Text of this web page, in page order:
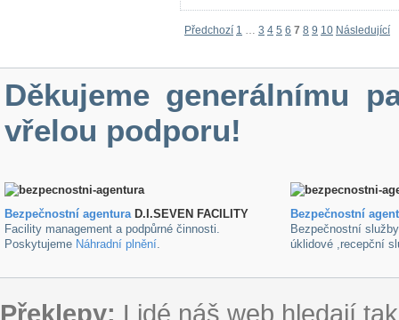
Předchozí 1 … 3 4 5 6 7 8 9 10 Následující
Děkujeme generálnímu
vřelou podporu!
Bezpečnostní agenturaD.I.SEVEN FACILITY
Facility management a podpůrné činnosti.
Poskytujeme Náhradní plnění.
Bezpečnostní
Bezpečnostní
úklidové ,recepční
Překlepy: Lidé náš web hledají